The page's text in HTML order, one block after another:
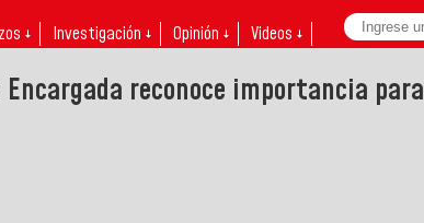
↓ Investigación ↓ Opinión ↓ Videos ↓
Encargada reconoce importancia para